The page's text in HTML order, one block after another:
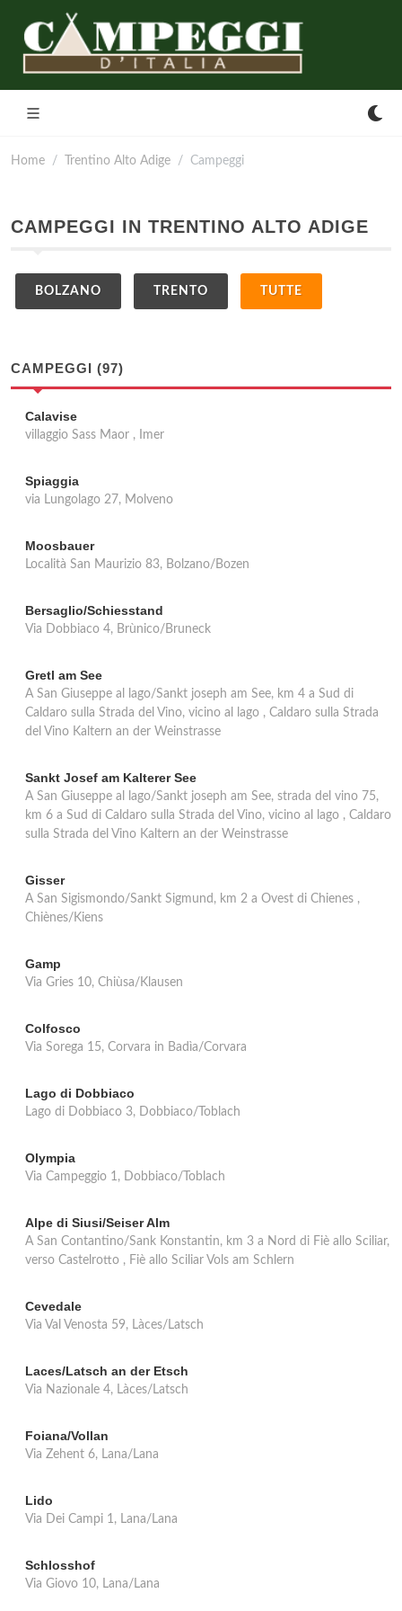
Home Trentino Alto Adige Campeggi
CAMPEGGI IN TRENTINO ALTO ADIGE
BOLZANO TRENTO TUTTE
CAMPEGGI (97)
Calavise
villaggio Sass Maor , Imer
Spiaggia
via Lungolago 27, Molveno
Moosbauer
Località San Maurizio 83, Bolzano/Bozen
Bersaglio/Schiesstand
Via Dobbiaco 4, Brùnico/Bruneck
Gretl am See
A San Giuseppe al lago/Sankt joseph am See, km 4 a Sud di
Caldaro sulla Strada del Vino, vicino al lago , Caldaro sulla Strada
del Vino Kaltern an der Weinstrasse
Sankt Josef am Kalterer See
A San Giuseppe al lago/Sankt joseph am See, strada del vino 75,
km 6 a Sud di Caldaro sulla Strada del Vino, vicino al lago , Caldaro
sulla Strada del Vino Kaltern an der Weinstrasse
Gisser
A San Sigismondo/Sankt Sigmund, km 2 a Ovest di Chienes ,
Chiènes/Kiens
Gamp
Via Gries 10, Chiùsa/Klausen
Colfosco
Via Sorega 15, Corvara in Badìa/Corvara
Lago di Dobbiaco
Lago di Dobbiaco 3, Dobbiaco/Toblach
Olympia
Via Campeggio 1, Dobbiaco/Toblach
Alpe di Siusi/Seiser Alm
A San Contantino/Sank Konstantin, km 3 a Nord di Fiè allo Sciliar,
verso Castelrotto , Fiè allo Sciliar Vols am Schlern
Cevedale
Via Val Venosta 59, Làces/Latsch
Laces/Latsch an der Etsch
Via Nazionale 4, Làces/Latsch
Foiana/Vollan
Via Zehent 6, Lana/Lana
Lido
Via Dei Campi 1, Lana/Lana
Schlosshof
Via Giovo 10, Lana/Lana